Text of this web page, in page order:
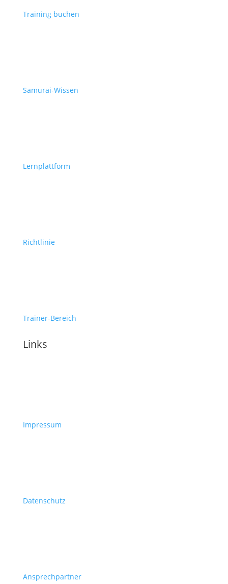
Training buchen
Samurai-Wissen
Lernplattform
Richtlinie
Trainer-Bereich
Links
Impressum
Datenschutz
Ansprechpartner